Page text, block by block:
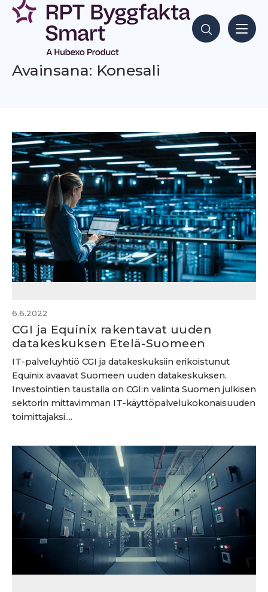
Siirry
sisältöön
Hae sisältöjä
Avainsana: Konesali
6.6.2022
CGI ja Equinix rakentavat uuden
datakeskuksen Etelä-Suomeen
IT-palveluyhtiö CGI ja datakeskuksiin erikoistunut
Equinix avaavat Suomeen uuden datakeskuksen.
Investointien taustalla on CGI:n valinta Suomen julkisen
sektorin mittavimman IT-käyttöpalvelukokonaisuuden
toimittajaksi....